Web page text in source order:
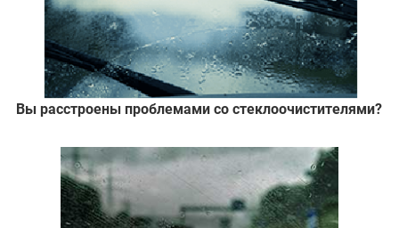
Вы расстроены проблемами со стеклоочистителями?